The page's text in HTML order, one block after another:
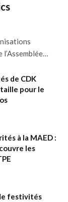
de CDK
pour le
à la MAED :
les
festivités